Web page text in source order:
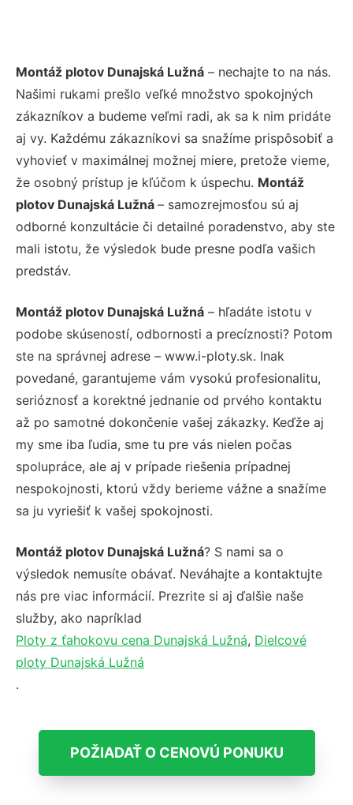
Montáž plotov Dunajská Lužná – nechajte to na nás.
Našimi rukami prešlo veľké množstvo spokojných
zákazníkov a budeme veľmi radi, ak sa k nim pridáte
aj vy. Každému zákazníkovi sa snažíme prispôsobiť a
vyhovieť v maximálnej možnej miere, pretože vieme,
že osobný prístup je kľúčom k úspechu. Montáž
plotov Dunajská Lužná – samozrejmosťou sú aj
odborné konzultácie či detailné poradenstvo, aby ste
mali istotu, že výsledok bude presne podľa vašich
predstáv.
Montáž plotov Dunajská Lužná – hľadáte istotu v
podobe skúseností, odbornosti a precíznosti? Potom
ste na správnej adrese – www.i-ploty.sk. Inak
povedané, garantujeme vám vysokú profesionalitu,
serióznosť a korektné jednanie od prvého kontaktu
až po samotné dokončenie vašej zákazky. Keďže aj
my sme iba ľudia, sme tu pre vás nielen počas
spolupráce, ale aj v prípade riešenia prípadnej
nespokojnosti, ktorú vždy berieme vážne a snažíme
sa ju vyriešiť k vašej spokojnosti.
Montáž plotov Dunajská Lužná? S nami sa o
výsledok nemusíte obávať. Neváhajte a kontaktujte
nás pre viac informácií. Prezrite si aj ďalšie naše
služby, ako napríklad
Ploty z ťahokovu cena Dunajská Lužná, Dielcové
ploty Dunajská Lužná
.
POŽIADAŤ O CENOVÚ PONUKU